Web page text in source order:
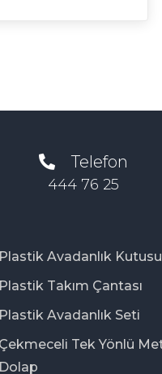
Telefon
444 76 25
Plastik Avadanlık Kutusu
Plastik Takım Çantası
Plastik Avadanlık Seti
Çekmeceli Tek Yönlü
Dolap